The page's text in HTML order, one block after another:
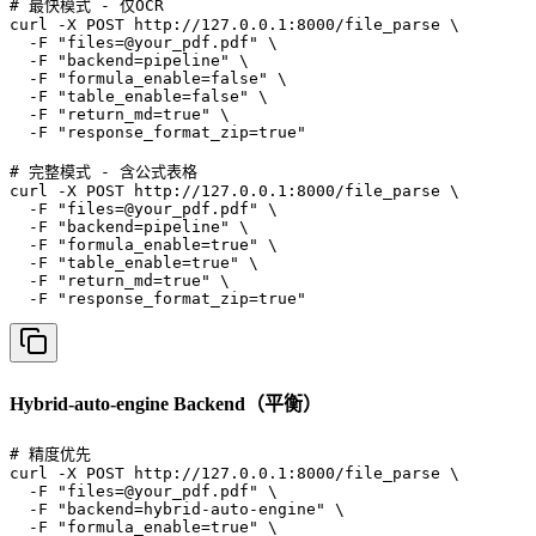
# 最快模式 - 仅OCR
curl -X POST http://127.0.0.1:8000/file_parse \
  -F "files=@your_pdf.pdf" \
  -F "backend=pipeline" \
  -F "formula_enable=false" \
  -F "table_enable=false" \
  -F "return_md=true" \
  -F "response_format_zip=true"
# 完整模式 - 含公式表格
curl -X POST http://127.0.0.1:8000/file_parse \
  -F "files=@your_pdf.pdf" \
  -F "backend=pipeline" \
  -F "formula_enable=true" \
  -F "table_enable=true" \
  -F "return_md=true" \
  -F "response_format_zip=true"
Hybrid-auto-engine Backend（平衡）
# 精度优先
curl -X POST http://127.0.0.1:8000/file_parse \
  -F "files=@your_pdf.pdf" \
  -F "backend=hybrid-auto-engine" \
  -F "formula_enable=true" \